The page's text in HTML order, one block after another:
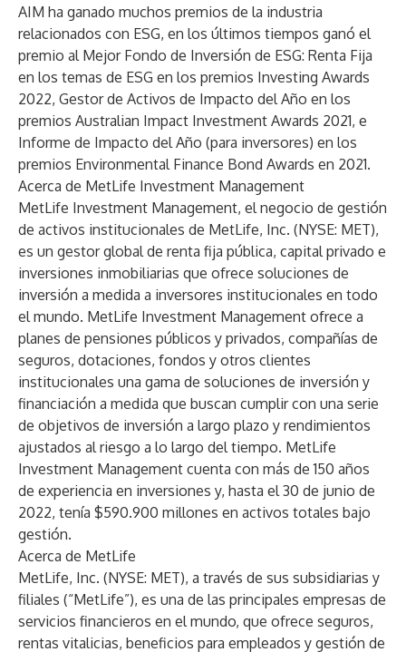
AIM ha ganado muchos premios de la industria
relacionados con ESG, en los últimos tiempos ganó el
premio al Mejor Fondo de Inversión de ESG: Renta Fija
en los temas de ESG en los premios Investing Awards
2022, Gestor de Activos de Impacto del Año en los
premios Australian Impact Investment Awards 2021, e
Informe de Impacto del Año (para inversores) en los
premios Environmental Finance Bond Awards en 2021.
Acerca de MetLife Investment Management
MetLife Investment Management, el negocio de gestión
de activos institucionales de MetLife, Inc. (NYSE: MET),
es un gestor global de renta fija pública, capital privado e
inversiones inmobiliarias que ofrece soluciones de
inversión a medida a inversores institucionales en todo
el mundo. MetLife Investment Management ofrece a
planes de pensiones públicos y privados, compañías de
seguros, dotaciones, fondos y otros clientes
institucionales una gama de soluciones de inversión y
financiación a medida que buscan cumplir con una serie
de objetivos de inversión a largo plazo y rendimientos
ajustados al riesgo a lo largo del tiempo. MetLife
Investment Management cuenta con más de 150 años
de experiencia en inversiones y, hasta el 30 de junio de
2022, tenía $590.900 millones en activos totales bajo
gestión.
Acerca de MetLife
MetLife, Inc. (NYSE: MET), a través de sus subsidiarias y
filiales (“MetLife”), es una de las principales empresas de
servicios financieros en el mundo, que ofrece seguros,
rentas vitalicias, beneficios para empleados y gestión de